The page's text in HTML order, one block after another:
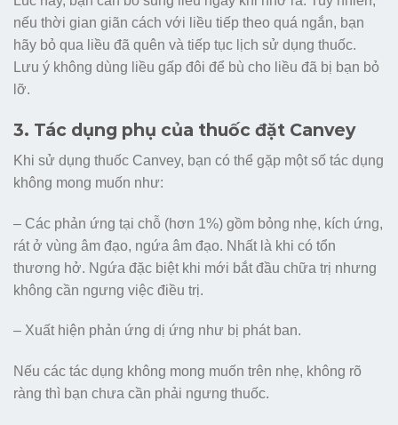
nếu thời gian giãn cách với liều tiếp theo quá ngắn, bạn
hãy bỏ qua liều đã quên và tiếp tục lịch sử dụng thuốc.
Lưu ý không dùng liều gấp đôi để bù cho liều đã bị bạn bỏ
lỡ.
3. Tác dụng phụ của thuốc đặt Canvey
Khi sử dụng thuốc Canvey, bạn có thể gặp một số tác dụng
không mong muốn như:
– Các phản ứng tại chỗ (hơn 1%) gồm bỏng nhẹ, kích ứng,
rát ở vùng âm đạo, ngứa âm đạo. Nhất là khi có tổn
thương hở. Ngứa đặc biệt khi mới bắt đầu chữa trị nhưng
không cần ngưng việc điều trị.
– Xuất hiện phản ứng dị ứng như bị phát ban.
Nếu các tác dụng không mong muốn trên nhẹ, không rõ
ràng thì bạn chưa cần phải ngưng thuốc.